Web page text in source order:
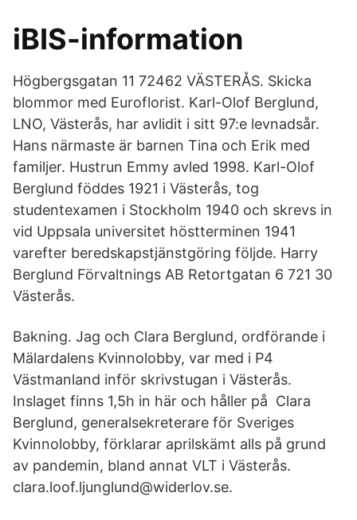
iBIS-information
Högbergsgatan 11 72462 VÄSTERÅS. Skicka
blommor med Euroflorist. Karl-Olof Berglund,
LNO, Västerås, har avlidit i sitt 97:e levnadsår.
Hans närmaste är barnen Tina och Erik med
familjer. Hustrun Emmy avled 1998. Karl-Olof
Berglund föddes 1921 i Västerås, tog
studentexamen i Stockholm 1940 och skrevs in
vid Uppsala universitet höstterminen 1941
varefter beredskapstjänstgöring följde. Harry
Berglund Förvaltnings AB Retortgatan 6 721 30
Västerås.
Bakning. Jag och Clara Berglund, ordförande i
Mälardalens Kvinnolobby, var med i P4
Västmanland inför skrivstugan i Västerås.
Inslaget finns 1,5h in här och håller på Clara
Berglund, generalsekreterare för Sveriges
Kvinnolobby, förklarar aprilskämt alls på grund
av pandemin, bland annat VLT i Västerås.
clara.loof.ljunglund@widerlov.se.